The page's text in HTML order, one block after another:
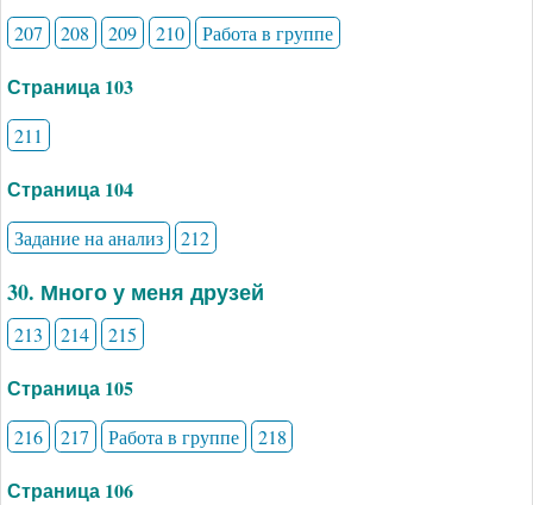
207 208 209 210 Работа в группе
Страница 103
211
Страница 104
Задание на анализ 212
30. Много у меня друзей
213 214 215
Страница 105
216 217 Работа в группе 218
Страница 106